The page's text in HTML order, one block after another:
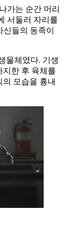
가는 순간 머리
서둘러 자리를
들의 동족이
물체였다. 기생
지한 후 육체를
모습을 흉내